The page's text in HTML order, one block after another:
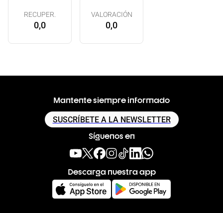
RECUPER.
0,0
VALORACIÓN
0,0
Mantente siempre informado
SUSCRÍBETE A LA NEWSLETTER
Síguenos en
Descarga nuestra app